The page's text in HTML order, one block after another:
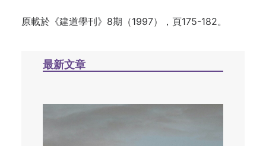
原載於《建道學刊》8期（1997），頁175-182。
最新文章